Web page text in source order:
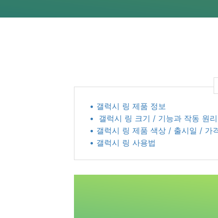
• 갤럭시 링 제품 정보
• 갤럭시 링 크기 / 기능과 작동 원리
• 갤럭시 링 제품 색상 / 출시일 / 가
• 갤럭시 링 사용법